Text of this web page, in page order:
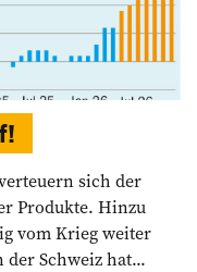
sich der
Produkte. Hinzu
vom Krieg weiter
Schweiz hat...